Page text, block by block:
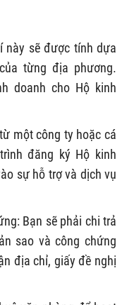
này sẽ được tính dựa
từng địa phương.
doanh cho Hộ kinh
một công ty hoặc cá
đăng ký Hộ kinh
sự hỗ trợ và dịch vụ
Bạn sẽ phải chi trả
sao và công chứng
địa chỉ, giấy đề nghị